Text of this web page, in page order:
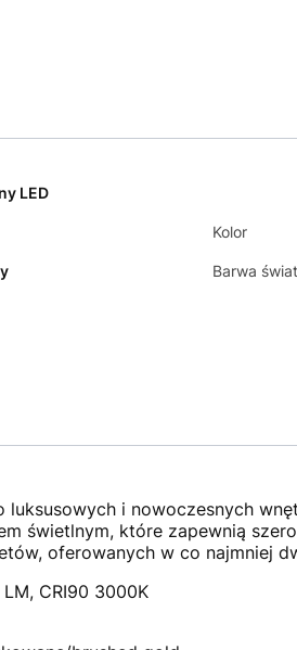
LED
Kolor
Barwa
luksusowych i nowoczesnych
świetlnym, które zapewnią
oferowanych w co najmniej
CRI90 3000K